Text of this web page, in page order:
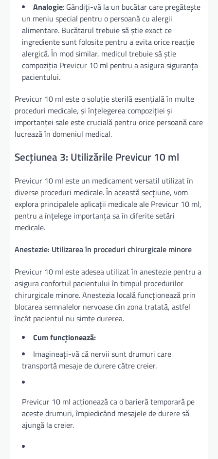
Analogie: Gândiți-vă la un bucătar care pregătește
un meniu special pentru o persoană cu alergii
alimentare. Bucătarul trebuie să știe exact ce
ingrediente sunt folosite pentru a evita orice reacție
alergică. În mod similar, medicul trebuie să știe
compoziția Previcur 10 ml pentru a asigura siguranța
pacientului.
Previcur 10 ml este o soluție sterilă esențială în multe
proceduri medicale, și înțelegerea compoziției și
importanței sale este crucială pentru orice persoană care
lucrează în domeniul medical.
Secțiunea 3: Utilizările Previcur 10 ml
Previcur 10 ml este un medicament versatil utilizat în
diverse proceduri medicale. În această secțiune, vom
explora principalele aplicații medicale ale Previcur 10 ml,
pentru a înțelege importanța sa în diferite setări
medicale.
Anestezie: Utilizarea în proceduri chirurgicale minore
Previcur 10 ml este adesea utilizat în anestezie pentru a
asigura confortul pacientului în timpul procedurilor
chirurgicale minore. Anestezia locală funcționează prin
blocarea semnalelor nervoase din zona tratată, astfel
încât pacientul nu simte durerea.
Cum funcționează:
Imagineați-vă că nervii sunt drumuri care
transportă mesaje de durere către creier.
Previcur 10 ml acționează ca o barieră temporară pe
aceste drumuri, împiedicând mesajele de durere să
ajungă la creier.